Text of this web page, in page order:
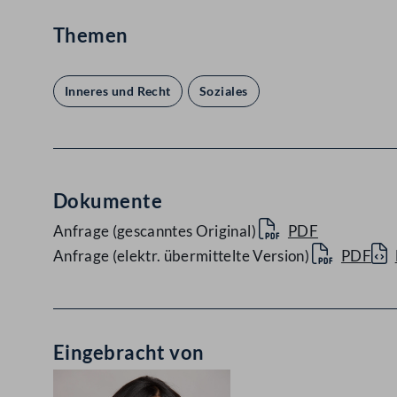
Themen
Inneres und Recht Soziales
Dokumente
Anfrage (gescanntes Original)
PDF
Anfrage (elektr. übermittelte Version)
PDF
Eingebracht von